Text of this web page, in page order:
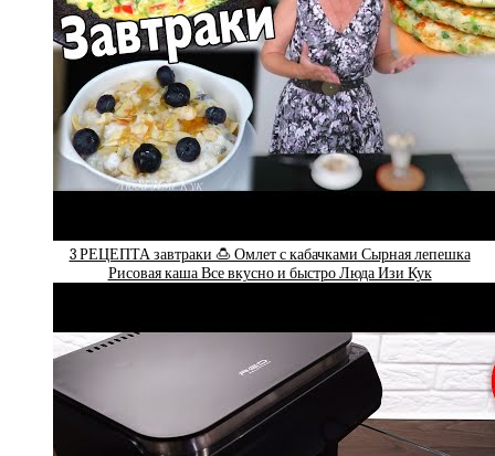
3 РЕЦЕПТА завтраки 🍮 Омлет с кабачками Сырная лепешка
Рисовая каша Все вкусно и быстро Люда Изи Кук